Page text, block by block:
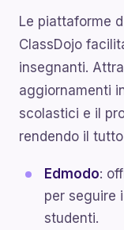
Le piattaforme
ClassDojo
insegnanti.
aggiornamenti
scolastici e il
rendendo il
Edmodo:
per seguire
studenti.